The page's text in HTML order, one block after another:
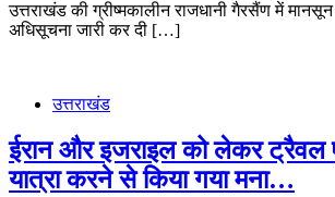
उत्तराखंड की ग्रीष्मकालीन राजधानी गैरसैंण में
अधिसूचना जारी कर दी […]
उत्तराखंड
ईरान और इजराइल को लेकर ट्रैवल
यात्रा करने से किया गया मना…